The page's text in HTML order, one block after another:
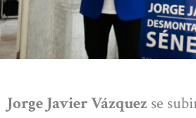
Jorge Javier Vázquez se